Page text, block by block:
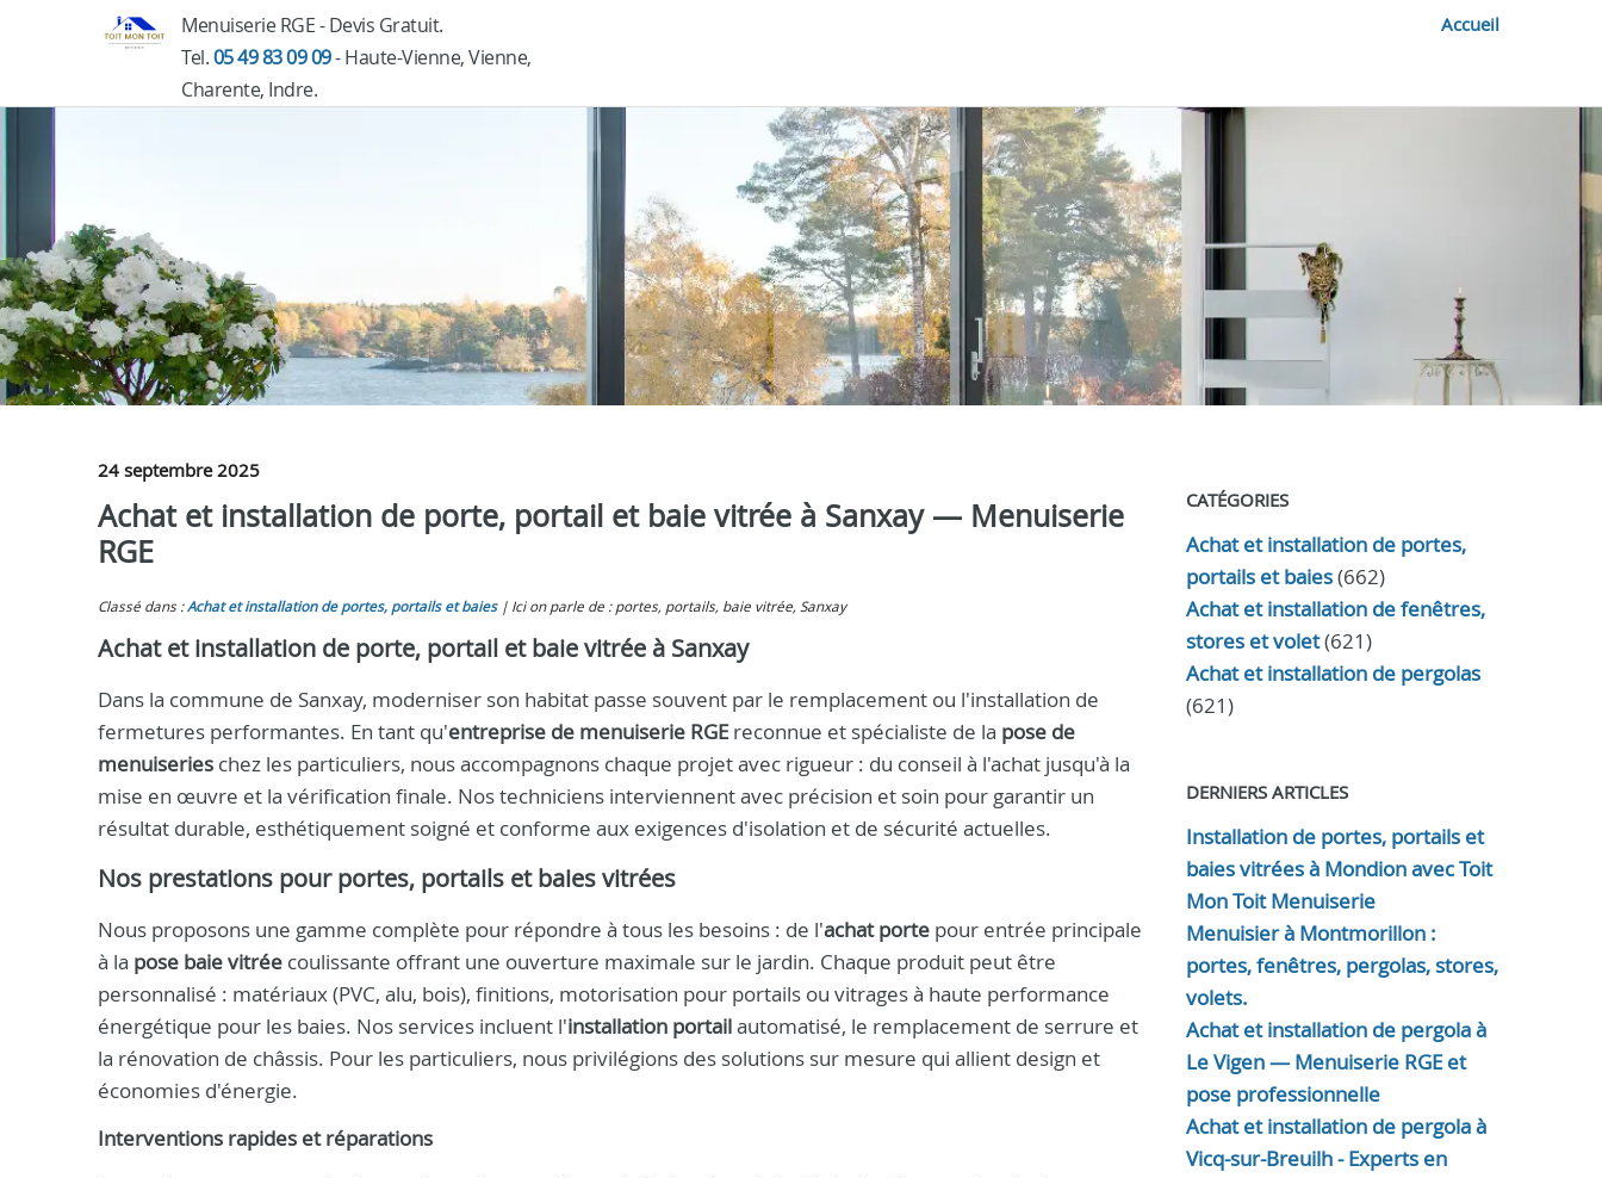
Menuiserie RGE - Devis Gratuit.
Tel.05 49 83 09 09- Haute-Vienne, Vienne,
Charente, Indre.
Accueil
24 septembre 2025
Achat et installation de porte, portail et baie vitrée à Sanxay — Menuiserie
RGE
Classé dans :Achat et installation de portes, portails et baies Ici on parle de : portes, portails, baie vitrée, Sanxay
Achat et installation de porte, portail et baie vitrée à Sanxay
Dans la commune de Sanxay, moderniser son habitat passe souvent par le remplacement ou l'installation de
fermetures performantes. En tant qu'entreprise de menuiserie RGEreconnue et spécialiste de la pose de
menuiseries chez les particuliers, nous accompagnons chaque projet avec rigueur : du conseil à l'achat jusqu'à la
mise en œuvre et la vérification finale. Nos techniciens interviennent avec précision et soin pour garantir un
résultat durable, esthétiquement soigné et conforme aux exigences d'isolation et de sécurité actuelles.
Nos prestations pour portes, portails et baies vitrées
Nous proposons une gamme complète pour répondre à tous les besoins : de l'achat porte pour entrée principale
à la pose baie vitrée coulissante offrant une ouverture maximale sur le jardin. Chaque produit peut être
personnalisé : matériaux (PVC, alu, bois), finitions, motorisation pour portails ou vitrages à haute performance
énergétique pour les baies. Nos services incluent l'installation portailautomatisé, le remplacement de serrure et
la rénovation de châssis. Pour les particuliers, nous privilégions des solutions sur mesure qui allient design et
économies d'énergie.
Interventions rapides et réparations
CATÉGORIES
Achat et installation de portes,
portails et baies(662)
Achat et installation de fenêtres,
stores et volet(621)
Achat et installation de pergolas
(621)
DERNIERS ARTICLES
Installation de portes, portails et
baies vitrées à Mondion avec Toit
Mon Toit Menuiserie
Menuisier à Montmorillon :
portes, fenêtres, pergolas, stores,
volets.
Achat et installation de pergola à
Le Vigen — Menuiserie RGE et
pose professionnelle
Achat et installation de pergola à
Vicq-sur-Breuilh - Experts en